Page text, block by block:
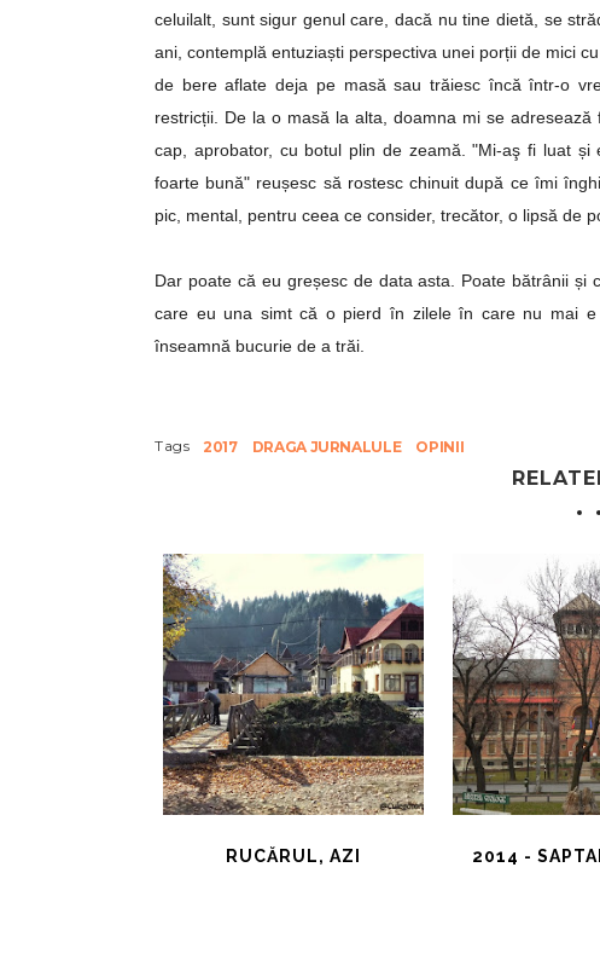
celuilalt, sunt sigur genul care, dacă nu tine dietă, se
ani, contemplă entuziaști perspectiva unei porții de mici
de bere aflate deja pe masă sau trăiesc încă într-o
restricții. De la o masă la alta, doamna mi se
cap, aprobator, cu botul plin de zeamă. "Mi-aş fi luat
foarte bună" reușesc să rostesc chinuit după ce îmi
pic, mental, pentru ceea ce consider, trecător, o lipsă de
Dar poate că eu greșesc de data asta. Poate bătrânii și
care eu una simt că o pierd în zilele în care nu mai
înseamnă bucurie de a trăi.
Tags 2017 DRAGA JURNALULE OPINII
RUCĂRUL, AZI 2014 -